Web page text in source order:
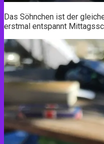
Das Söhnchen ist der
erstmal entspannt